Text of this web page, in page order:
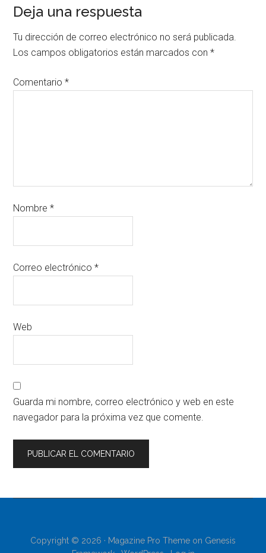
Deja una respuesta
Tu dirección de correo electrónico no será publicada.
Los campos obligatorios están marcados con*
Comentario*
Nombre*
Correo electrónico*
Web
Guarda mi nombre, correo electrónico y web en este
navegador para la próxima vez que comente.
Copyright © 2026 · Magazine Pro Theme on Genesis